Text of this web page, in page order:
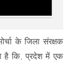
के जिला संरक्षक
है कि, प्रदेश में एक